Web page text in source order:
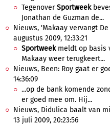
TegenoverSportweek
Jonathan de Guzman de...
Nieuws, 'Makaay vervangt
augustus 2009, 12:33:21
Sportweekmeldt op basis
Makaay weer terugkeert...
Nieuws, Been: Roy gaat er
14:36:09
...op de bank komende
er goed mee om. Hij...
Nieuws, Didulica baalt van
13 juli 2009, 20:23:56